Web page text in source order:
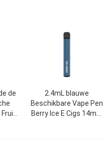
de
2.4mL blauwe
Beschikbare Vape Pen
Berry Ice E Cigs 14mm